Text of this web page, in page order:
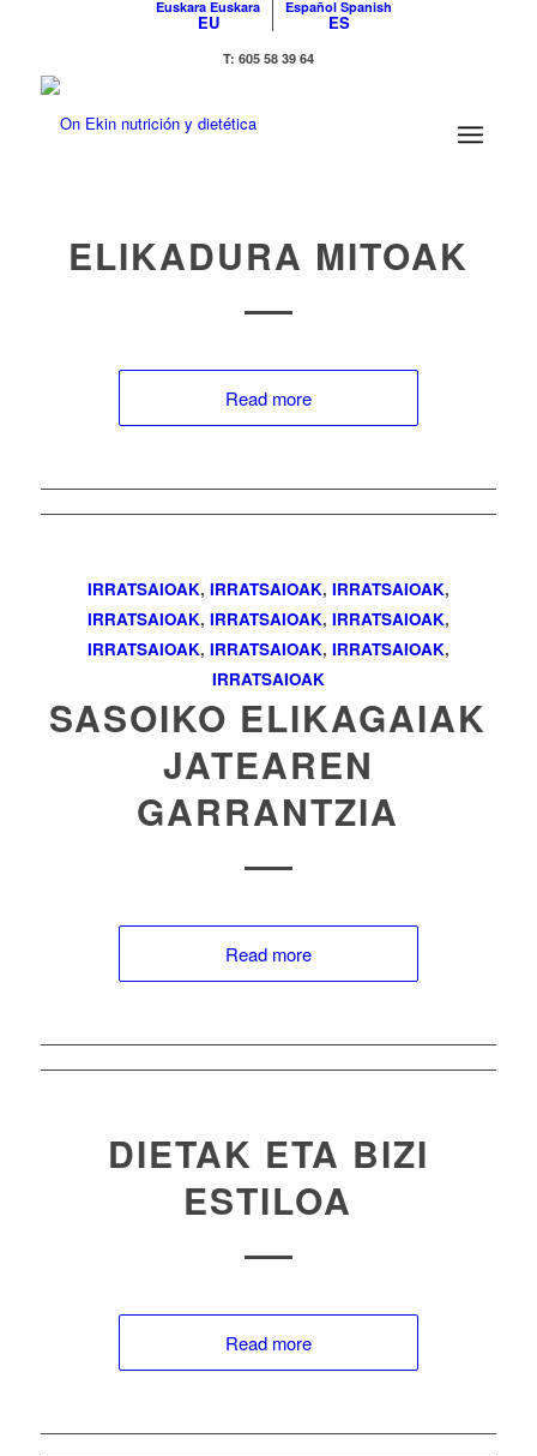
Euskara Euskara
EU
Español Spanish
ES
T: 605 58 39 64
ELIKADURA MITOAK
Read more
IRRATSAIOAK, IRRATSAIOAK, IRRATSAIOAK,
IRRATSAIOAK, IRRATSAIOAK, IRRATSAIOAK,
IRRATSAIOAK, IRRATSAIOAK, IRRATSAIOAK,
IRRATSAIOAK
SASOIKO ELIKAGAIAK
JATEAREN
GARRANTZIA
Read more
DIETAK ETA BIZI
ESTILOA
Read more